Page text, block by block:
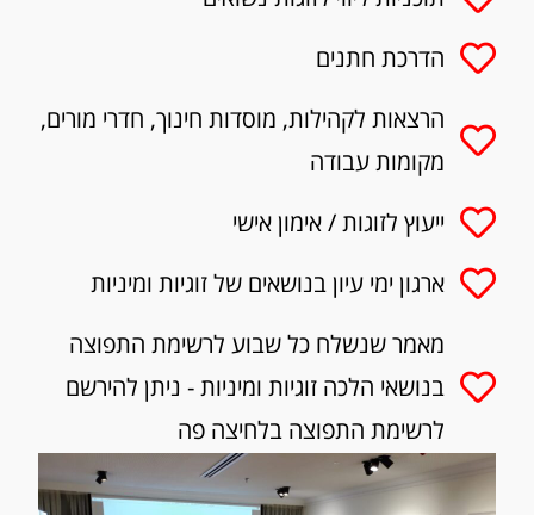
הדרכת חתנים
הרצאות לקהילות, מוסדות חינוך, חדרי מורים,
מקומות עבודה
ייעוץ לזוגות / אימון אישי
ארגון ימי עיון בנושאים של זוגיות ומיניות
מאמר שנשלח כל שבוע לרשימת התפוצה
בנושאי הלכה זוגיות ומיניות - ניתן להירשם
לרשימת התפוצה בלחיצה פה
מענה לשאלות בנושאי הלכה ומיניות – ניתן